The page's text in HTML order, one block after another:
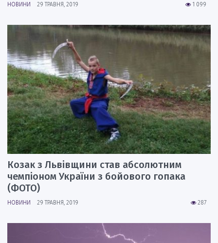
1 099
НОВИНИ 29 ТРАВНЯ, 2019
Козак з Львівщини став абсолютним
чемпіоном України з бойового гопака
(ФОТО)
287
НОВИНИ 29 ТРАВНЯ, 2019